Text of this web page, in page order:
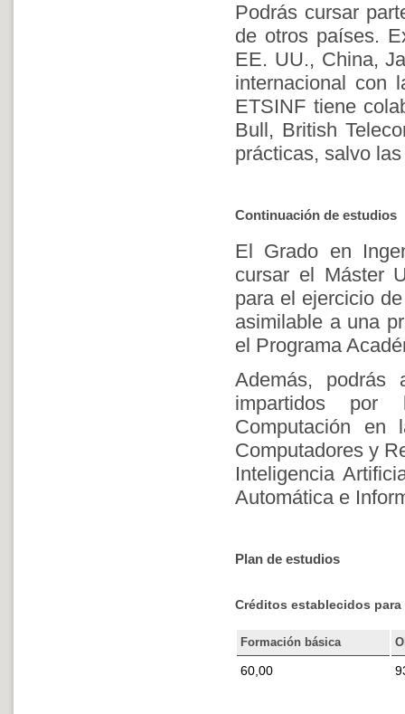
Podrás cursar
de otros países.
EE. UU., China,
internacional con
ETSINF tiene
Bull, British
prácticas, salvo
Continuación de estudios
El Grado en
cursar el Máster
para el ejercicio
asimilable a una
el Programa
Además, podrás
impartidos por
Computación en
Computadores y
Inteligencia
Automática e
Plan de estudios
Créditos establecidos
Formación básica
60,00